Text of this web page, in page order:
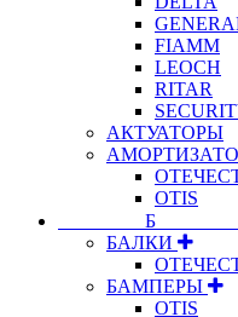
FIAMM
LEOCH
RITAR
АКТУАТОРЫ
OTIS
БАЛКИ
БАМПЕРЫ
OTIS